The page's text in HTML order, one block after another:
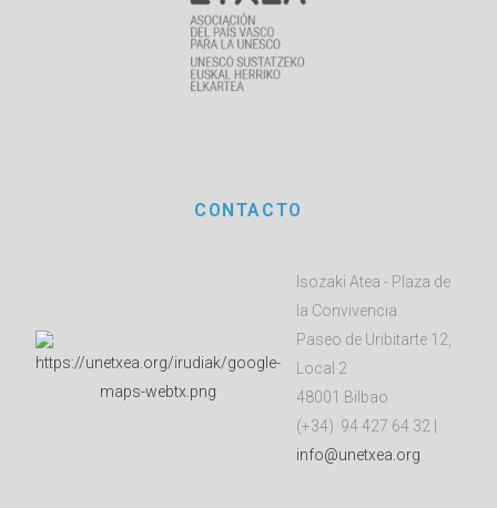
CONTACTO
Isozaki Atea - Plaza de
la Convivencia
Paseo de Uribitarte 12,
Local 2
48001 Bilbao
(+34) 94 427 64 32 |
info@unetxea.org